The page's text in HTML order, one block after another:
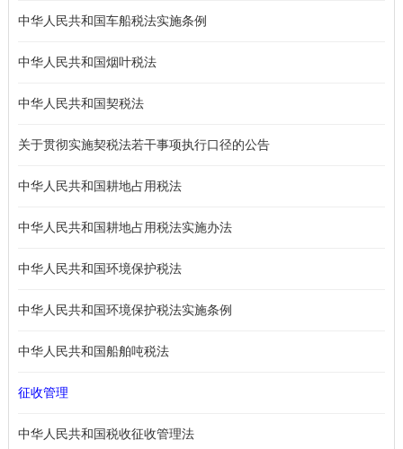
中华人民共和国车船税法实施条例
中华人民共和国烟叶税法
中华人民共和国契税法
关于贯彻实施契税法若干事项执行口径的公告
中华人民共和国耕地占用税法
中华人民共和国耕地占用税法实施办法
中华人民共和国环境保护税法
中华人民共和国环境保护税法实施条例
中华人民共和国船舶吨税法
征收管理
中华人民共和国税收征收管理法